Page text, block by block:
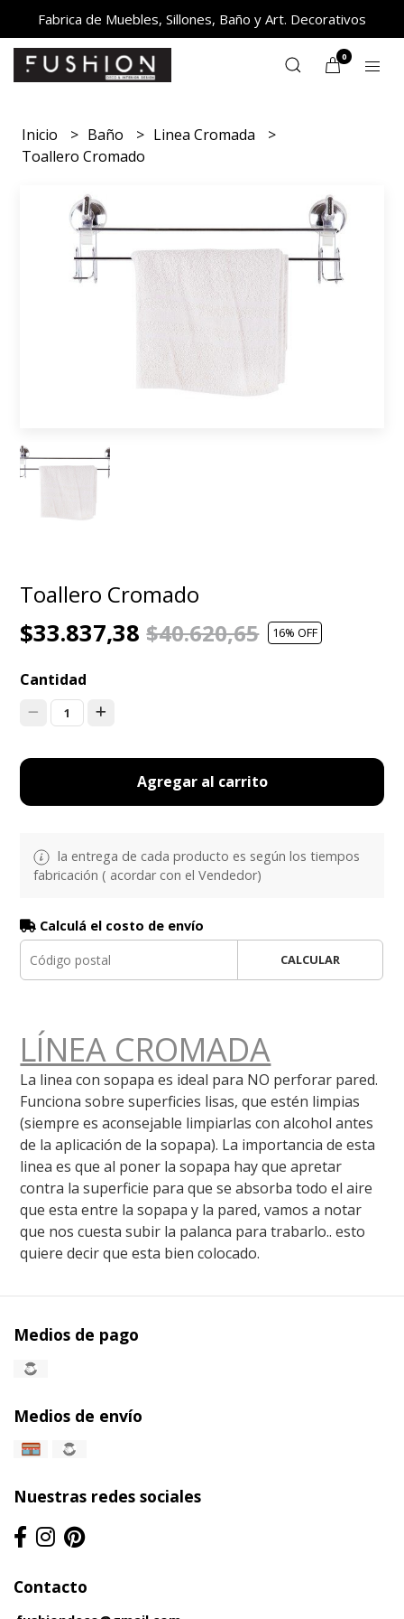
Fabrica de Muebles, Sillones, Baño y Art. Decorativos
0
Inicio Baño
Linea Cromada
Toallero Cromado
Toallero Cromado
$33.837,38$40.620,65 16% OFF
Cantidad
1
Agregar al carrito
la entrega de cada producto es según los tiempos
fabricación ( acordar con el Vendedor)
Calculá el costo de envío
CALCULAR
LÍNEA CROMADA
La linea con sopapa es ideal para NO perforar pared.
Funciona sobre superficies lisas, que estén limpias
(siempre es aconsejable limpiarlas con alcohol antes
de la aplicación de la sopapa). La importancia de esta
linea es que al poner la sopapa hay que apretar
contra la superficie para que se absorba todo el aire
que esta entre la sopapa y la pared, vamos a notar
que nos cuesta subir la palanca para trabarlo.. esto
quiere decir que esta bien colocado.
Medios de pago
Medios de envío
Nuestras redes sociales
Contacto